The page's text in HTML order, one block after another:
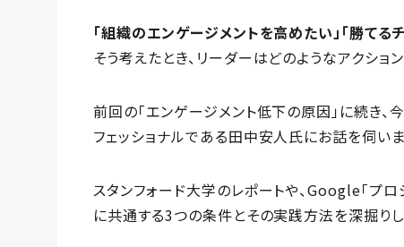
「組織のエンゲージメントを高めたい」「勝てる
そう考えたとき、リーダーはどのようなアクショ
前回の「エンゲージメント低下の原因」に続き
フェッショナルである田中安人氏にお話を伺いま
スタンフォード大学のレポートや、Google「プ
に共通する3つの条件とその実践方法を深掘りし